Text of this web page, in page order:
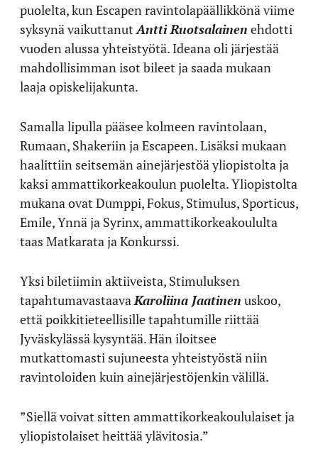
puolelta, kun Escapen ravintolapäällikkönä viime
syksynä vaikuttanut Antti Ruotsalainen ehdotti
vuoden alussa yhteistyötä. Ideana oli järjestää
mahdollisimman isot bileet ja saada mukaan
laaja opiskelijakunta.
Samalla lipulla pääsee kolmeen ravintolaan,
Rumaan, Shakeriin ja Escapeen. Lisäksi mukaan
haalittiin seitsemän ainejärjestöä yliopistolta ja
kaksi ammattikorkeakoulun puolelta. Yliopistolta
mukana ovat Dumppi, Fokus, Stimulus, Sporticus,
Emile, Ynnä ja Syrinx, ammattikorkeakoululta
taas Matkarata ja Konkurssi.
Yksi biletiimin aktiiveista, Stimuluksen
tapahtumavastaava Karoliina Jaatinen uskoo,
että poikkitieteellisille tapahtumille riittää
Jyväskylässä kysyntää. Hän iloitsee
mutkattomasti sujuneesta yhteistyöstä niin
ravintoloiden kuin ainejärjestöjenkin välillä.
”Siellä voivat sitten ammattikorkeakoululaiset ja
yliopistolaiset heittää ylävitosia.”